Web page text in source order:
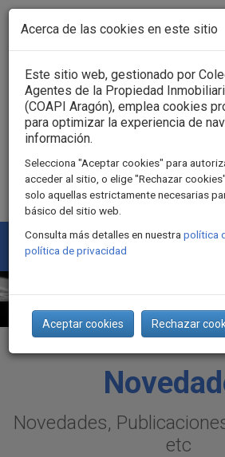
Pasar al contenido principal
Acceso
Novedades,
etc
Acerca de las cookies en este sitio
Este sitio web, gestionado por
Agentes de la Propiedad
(COAPI Aragón), emplea cookies
para optimizar la experiencia de
información.
Selecciona "Aceptar cookies" para
acceder al sitio, o elige "Rechazar
solo aquellas estrictamente necesarias
básico del sitio web.
Consulta más detalles en nuestra política
política de privacidad
Aceptar cookies Rechazar